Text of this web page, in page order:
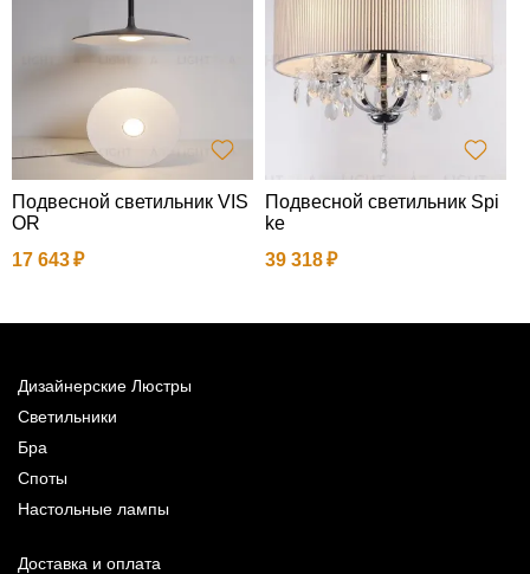
Подвесной светильник VIS
OR
17 643
Подвесной светильник Spi
ke
39 318
Дизайнерские Люстры
Светильники
Бра
Споты
Настольные лампы
Доставка и оплата